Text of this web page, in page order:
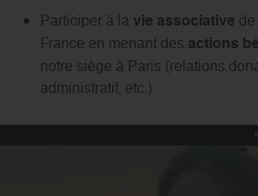
Participer à la vie associative
France en menant des actions
notre siège à Paris (relations
administratif, etc.).